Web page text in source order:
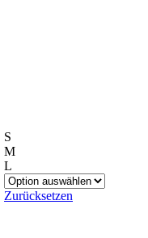
S
M
L
Zurücksetzen